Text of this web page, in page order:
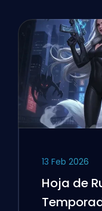
13 Feb 2026
Hoja de